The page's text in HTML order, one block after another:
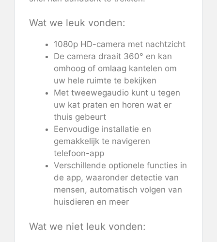
Wat we leuk vonden:
1080p HD-camera met nachtzicht
De camera draait 360° en kan
omhoog of omlaag kantelen om
uw hele ruimte te bekijken
Met tweewegaudio kunt u tegen
uw kat praten en horen wat er
thuis gebeurt
Eenvoudige installatie en
gemakkelijk te navigeren
telefoon-app
Verschillende optionele functies in
de app, waaronder detectie van
mensen, automatisch volgen van
huisdieren en meer
Wat we niet leuk vonden: